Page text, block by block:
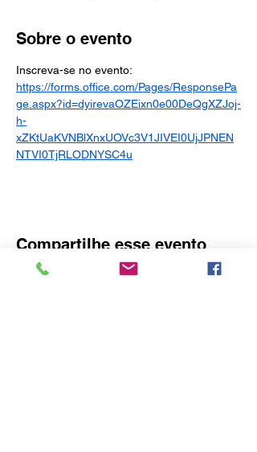
Sobre o evento
Inscreva-se no evento:
https://forms.office.com/Pages/ResponsePa
ge.aspx?id=dyirevaOZEixn0e00DeQgXZJoj-
h-
xZKtUaKVNBlXnxUOVc3V1JIVEI0UjJPNEN
NTVI0TjRLODNYSC4u
Compartilhe esse evento